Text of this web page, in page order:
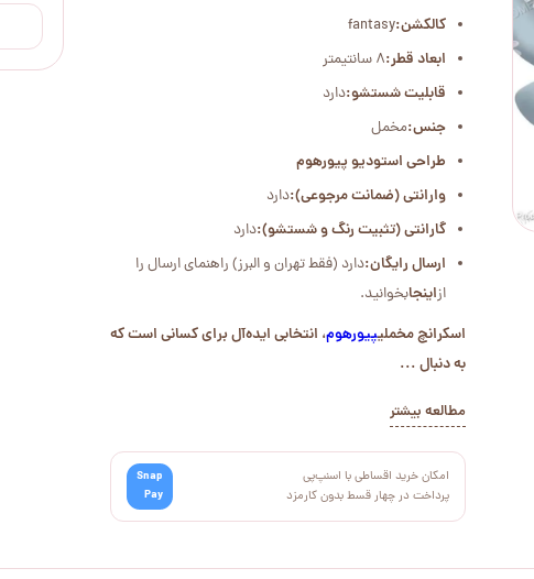
کالکشن:fantasy
ابعاد قطر:8 سانتیمتر
قابلیت شستشو:دارد
جنس:مخمل
طراحی استودیو پیورهوم
وارانتی (ضمانت مرجوعی):دارد
گارانتی (تثبیت رنگ و شستشو):دارد
ارسال رایگان:دارد (فقط تهران و البرز) راهنمای ارسال را
ازاینجابخوانید.
اسکرانچ مخملیپیورهوم، انتخابی ایده‌آل برای کسانی است که
به دنبال ...
مطالعه بیشتر
امکان خرید اقساطی با اسنپ‌پی
پرداخت در چهار قسط بدون کارمزد
Snap
Pay